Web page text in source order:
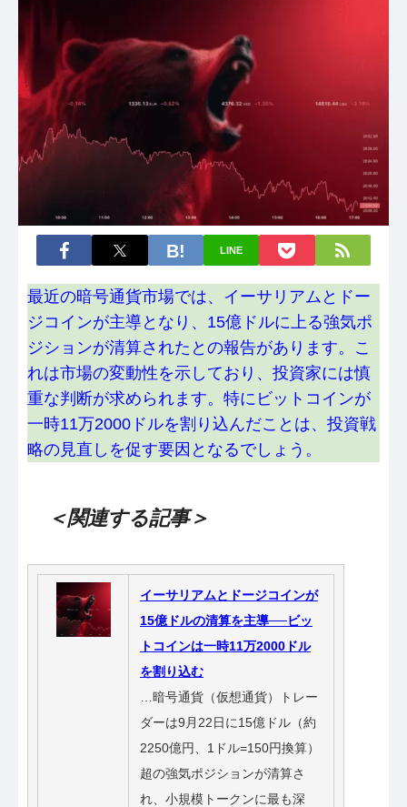
LINE
最近の暗号通貨市場では、イーサリアムとドー
ジコインが主導となり、15億ドルに上る強気ポ
ジションが清算されたとの報告があります。こ
れは市場の変動性を示しており、投資家には慎
重な判断が求められます。特にビットコインが
一時11万2000ドルを割り込んだことは、投資戦
略の見直しを促す要因となるでしょう。
＜関連する記事＞
イーサリアムとドージコインが
15億ドルの清算を主導──ビッ
トコインは一時11万2000ドル
を割り込む
…暗号通貨（仮想通貨）トレー
ダーは9月22日に15億ドル（約
2250億円、1ドル=150円換算）
超の強気ポジションが清算さ
れ、小規模トークンに最も深